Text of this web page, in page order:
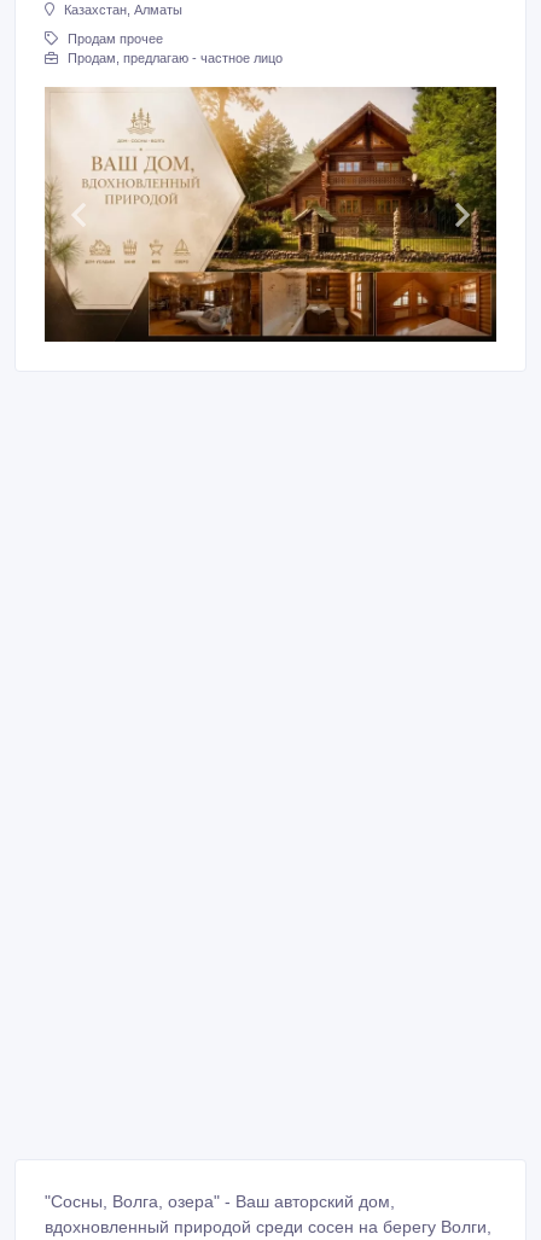
Казахстан, Алматы
Продам прочее
Продам, предлагаю - частное лицо
"Сосны, Волга, озера" - Ваш авторский дом,
вдохновленный природой среди сосен на берегу Волги,